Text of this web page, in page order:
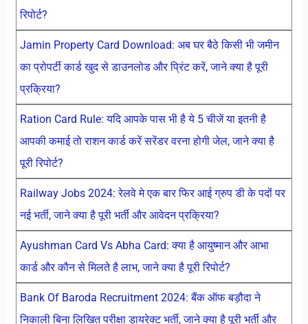
रिपोर्ट?
Jamin Property Card Download: अब घर बैठे किसी भी जमीन
का प्रोपर्टी कार्ड खुद से डाउनलोड और प्रिंट करें, जाने क्या है पूरी
प्रक्रिया?
Ration Card Rule: यदि आपके पास भी है ये 5 चीजें या इतनी है
आपकी कमाई तो राशन कार्ड करें सरेंडर वरना होगी जेल, जाने क्या है
पूरी रिपोर्ट?
Railway Jobs 2024: रेलवे मे एक बार फिर आई ग्रुप डी के पदों पर
नई भर्ती, जाने क्या है पूरी भर्ती और आवेदन प्रक्रिया?
Ayushman Card Vs Abha Card: क्या है आयुष्मान और आभा
कार्ड और कौन से मिलते है लाभ, जाने क्या है पूरी रिपोर्ट?
Bank Of Baroda Recruitment 2024: बैंक ऑफ बड़ौदा ने
निकाली बिना लिखित परीक्षा डायरेक्ट भर्ती, जाने क्या है पूरी भर्ती और